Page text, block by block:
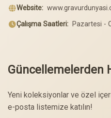
Website:
Çalışma Saatleri: Pazartesi -
Güncellemelerden
Yeni koleksiyonlar ve özel
e-posta listemize katılın!